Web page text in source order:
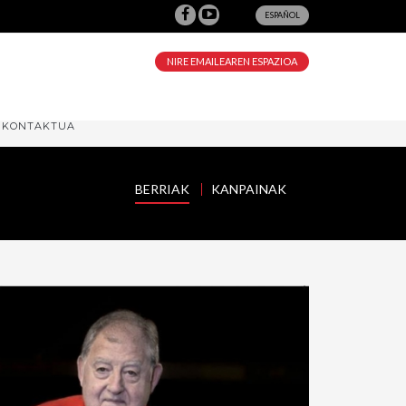
ESPAÑOL
NIRE EMAILEAREN ESPAZIOA
KONTAKTUA
BERRIAK KANPAINAK